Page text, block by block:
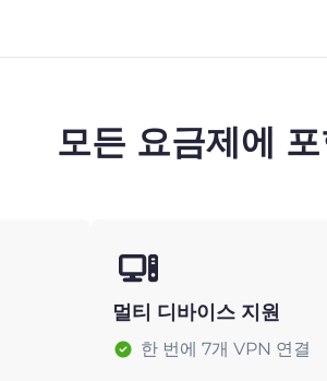
모든 요금제에
멀티 디바이스 지원
한 번에 7개 VPN 연결